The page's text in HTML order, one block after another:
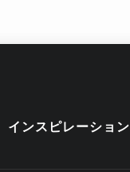
インスピレーション